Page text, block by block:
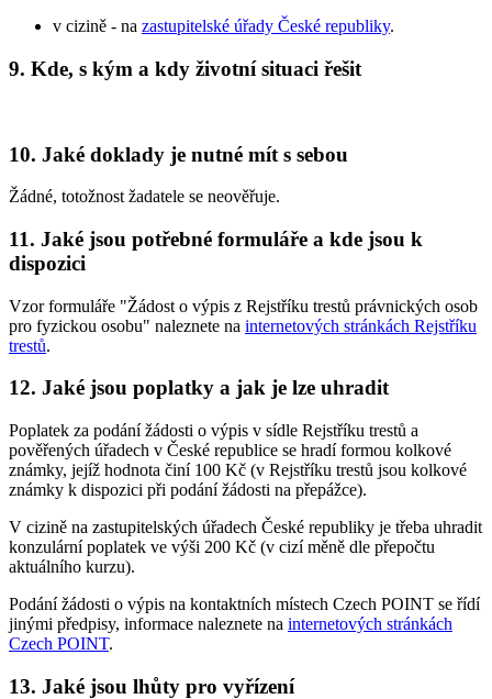
v cizině - na zastupitelské úřady České republiky.
9. Kde, s kým a kdy životní situaci řešit
10. Jaké doklady je nutné mít s sebou
Žádné, totožnost žadatele se neověřuje.
11. Jaké jsou potřebné formuláře a kde jsou k
dispozici
Vzor formuláře "Žádost o výpis z Rejstříku trestů právnických osob
pro fyzickou osobu" naleznete na internetových stránkách Rejstříku
trestů.
12. Jaké jsou poplatky a jak je lze uhradit
Poplatek za podání žádosti o výpis v sídle Rejstříku trestů a
pověřených úřadech v České republice se hradí formou kolkové
známky, jejíž hodnota činí 100 Kč (v Rejstříku trestů jsou kolkové
známky k dispozici při podání žádosti na přepážce).
V cizině na zastupitelských úřadech České republiky je třeba uhradit
konzulární poplatek ve výši 200 Kč (v cizí měně dle přepočtu
aktuálního kurzu).
Podání žádosti o výpis na kontaktních místech Czech POINT se řídí
jinými předpisy, informace naleznete na internetových stránkách
Czech POINT.
13. Jaké jsou lhůty pro vyřízení